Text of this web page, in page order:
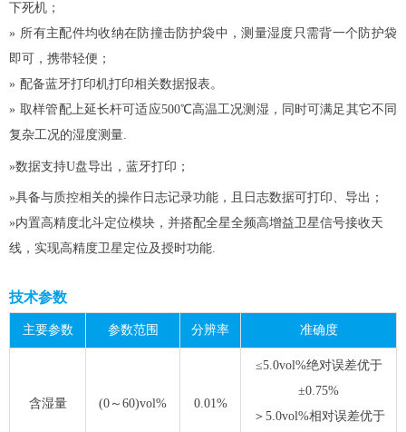
下死机；
» 所有主配件均收纳在防撞击防护袋中，测量湿度只需背一个防护袋
即可，携带轻便；
» 配备蓝牙打印机打印相关数据报表。
» 取样管配上延长杆可适应500℃高温工况测湿，同时可满足其它不同
复杂工况的湿度测量.
»数据支持U盘导出，蓝牙打印；
»具备与质控相关的操作日志记录功能，且日志数据可打印、导出；
»内置高精度北斗定位模块，并搭配全星全频高增益卫星信号接收天
线，实现高精度卫星定位及授时功能.
技术参数
主要参数 参数范围 分辨率 准确度
含湿量 (0～60)vol% 0.01%
≤5.0vol%绝对误差优于
±0.75%
＞5.0vol%相对误差优于